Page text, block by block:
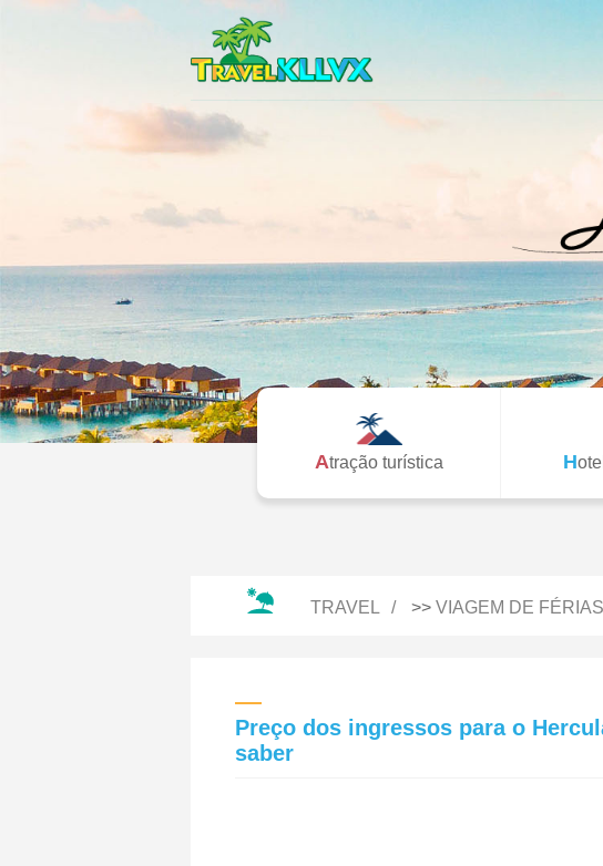
Atração turística
TRAVEL >> VIAGEM DE FÉRIAS
Preço dos ingressos para o
saber